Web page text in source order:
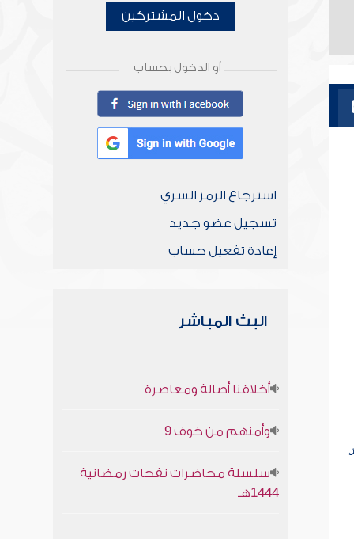
دخول المشتركين
أو الدخول بحساب
استرجاع الرمز السري
تسجيل عضو جديد
إعادة تفعيل حساب
البث المباشر
أخلاقنا أصالة ومعاصرة
وأمنهم من خوف 9
سلسلة محاضرات نفحات رمضانية
1444هـ